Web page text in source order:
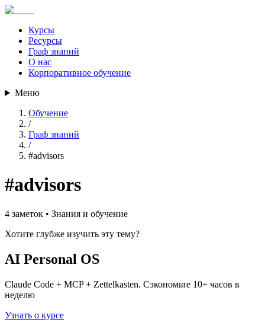
Курсы
Ресурсы
Граф знаний
О нас
Корпоративное обучение
Меню
Обучение
/
Граф знаний
/
#advisors
#advisors
4 заметок • Знания и обучение
Хотите глубже изучить эту тему?
AI Personal OS
Claude Code + MCP + Zettelkasten. Сэкономьте 10+ часов в
неделю
Узнать о курсе